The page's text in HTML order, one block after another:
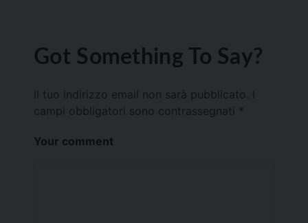
Got Something To Say?
Il tuo indirizzo email non sarà pubblicato.
campi obbligatori sono contrassegnati *
Your comment